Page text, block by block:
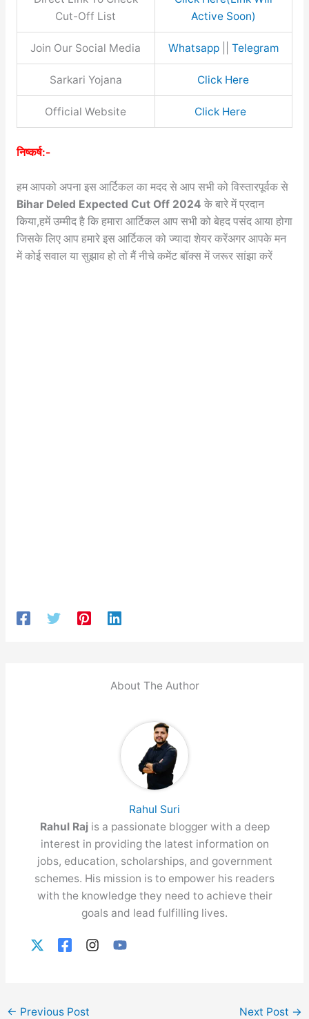
Cut-Off List
Active Soon)
Join Our Social Media Whatsapp|| Telegram
Sarkari Yojana Click Here
Official Website Click Here
निष्कर्ष:-
हम आपको अपना इस आर्टिकल का मदद से आप सभी को विस्तारपूर्वक से
Bihar Deled Expected Cut Off 2024 के बारे में प्रदान
किया,हमें उम्मीद है कि हमारा आर्टिकल आप सभी को बेहद पसंद आया होगा
जिसके लिए आप हमारे इस आर्टिकल को ज्यादा शेयर करेंअगर आपके मन
में कोई सवाल या सुझाव हो तो मैं नीचे कमेंट बॉक्स में जरूर सांझा करें
About The Author
Rahul Suri
Rahul Raj is a passionate blogger with a deep
interest in providing the latest information on
jobs, education, scholarships, and government
schemes. His mission is to empower his readers
with the knowledge they need to achieve their
goals and lead fulfilling lives.
← Previous Post Next Post →